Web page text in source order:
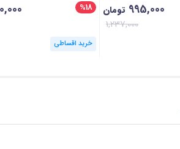
995,000 تومان
1,237,000
%18
خرید اقساطی